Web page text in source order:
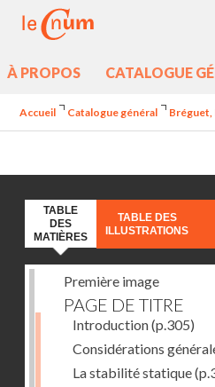
À PROPOS CATALOGUE
Accueil Catalogue général Bréguet,
TABLE
DES
MATIÈRES
TABLE DES
ILLUSTRATIONS
Première image
PAGE DE TITRE
Introduction(p.305)
Considérations
La stabilité statique